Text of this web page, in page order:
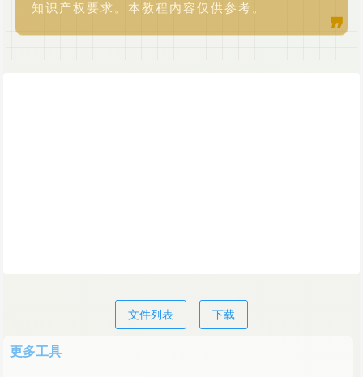
知识产权要求。本教程内容仅供参考。
文件列表 下载
更多工具